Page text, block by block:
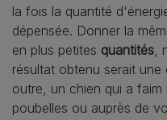
la fois la quantité
dépensée. Donner la
en plus petites quantités,
résultat obtenu serait
outre, un chien qui a faim
poubelles ou auprès de